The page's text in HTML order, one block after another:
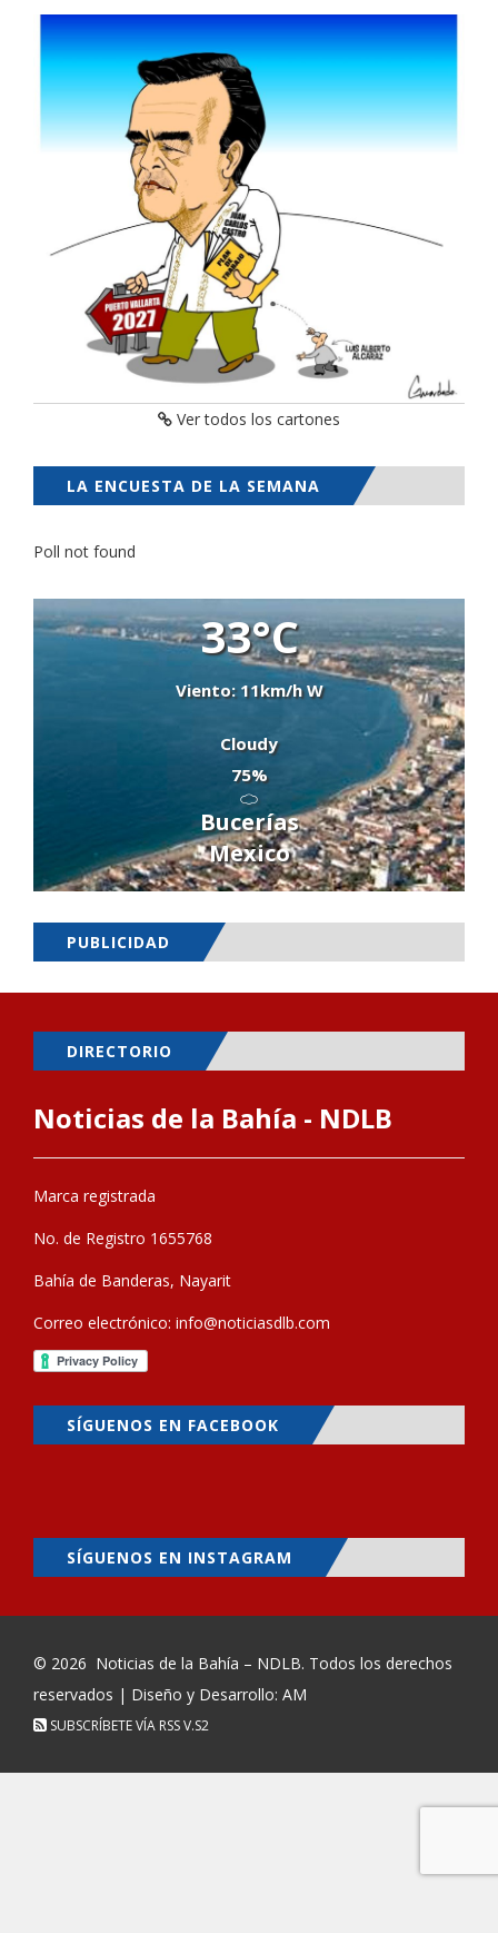
Ver todos los cartones
LA ENCUESTA DE LA SEMANA
Poll not found
33°C
Viento: 11km/h W
Cloudy
75%
Bucerías
Mexico
PUBLICIDAD
DIRECTORIO
Noticias de la Bahía - NDLB
Marca registrada
No. de Registro 1655768
Bahía de Banderas, Nayarit
Correo electrónico: info@noticiasdlb.com
SÍGUENOS EN FACEBOOK
SÍGUENOS EN INSTAGRAM
© 2026 Noticias de la Bahía – NDLB. Todos los derechos
reservados | Diseño y Desarrollo: AM
SUBSCRÍBETE VÍA RSSV.S2